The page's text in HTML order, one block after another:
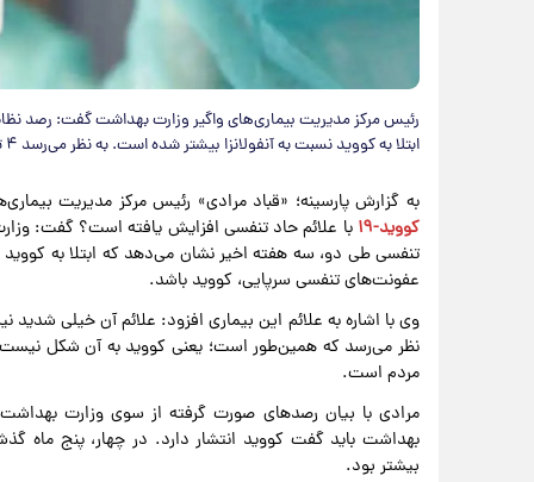
رئیس مرکز مدیریت بیماری‌های واگیر وزارت بهداشت گفت: رصد
ابتلا به کووید نسبت به آنفولانزا بیشتر شده است. به نظر می‌رسد ۴ تا ۵ درصد عفونت‌های تنفسی سرپایی، کووید باشد.
به گزارش پارسینه؛ «قباد مرادی» رئیس مرکز مدیریت
کووید-۱۹
با علائم حاد تنفسی افزایش یافته است؟ گفت:
عفونت‌های تنفسی سرپایی، کووید باشد.
وی با اشاره به علائم این بیماری افزود: علائم آن خیلی شدید
نظر می‌رسد که همین‌طور است؛ یعنی کووید به آن شکل نیست
مردم است.
مرادی با بیان رصدهای صورت گرفته از سوی وزارت
بهداشت باید گفت کووید انتشار دارد. در چهار، پنج ماه
بیشتر بود.